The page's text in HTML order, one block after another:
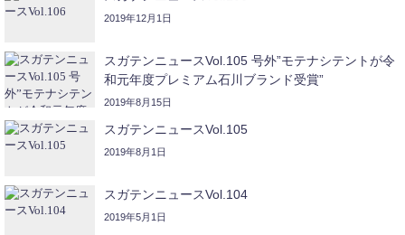
2019年12月1日
スガテンニュースVol.105 号外”モテナシテントが令
和元年度プレミアム石川ブランド受賞”
2019年8月15日
スガテンニュースVol.105
2019年8月1日
スガテンニュースVol.104
2019年5月1日